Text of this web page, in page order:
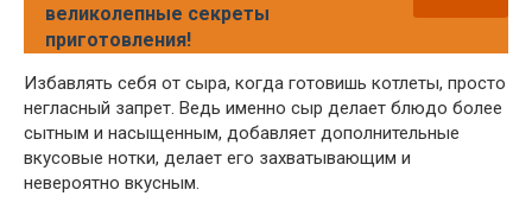
великолепные секреты
приготовления!
Избавлять себя от сыра, когда готовишь котлеты, просто
негласный запрет. Ведь именно сыр делает блюдо более
сытным и насыщенным, добавляет дополнительные
вкусовые нотки, делает его захватывающим и
невероятно вкусным.